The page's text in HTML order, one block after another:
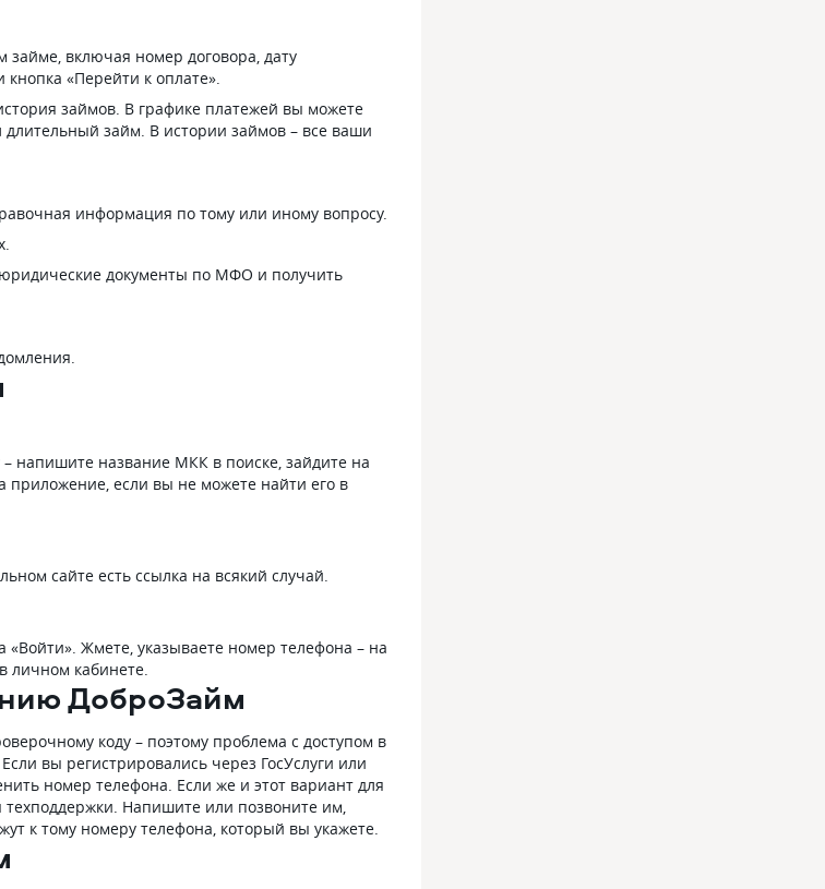
включая номер договора, дату
«Перейти к оплате».
займов. В графике платежей вы можете
длительный займ. В истории займов – все ваши
информация по тому или иному вопросу.
документы по МФО и получить
напишите название МКК в поиске, зайдите на
приложение, если вы не можете найти его в
сайте есть ссылка на всякий случай.
«Войти». Жмете, указываете номер телефона – на
личном кабинете.
ДоброЗайм
коду – поэтому проблема с доступом в
вы регистрировались через ГосУслуги или
номер телефона. Если же и этот вариант для
техподдержки. Напишите или позвоните им,
к тому номеру телефона, который вы укажете.